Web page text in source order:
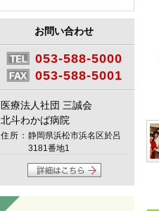
お問い合わせ
053-588-5000
053-588-5001
医療法人社団 三誠会
北斗わかば病院
住所： 静岡県浜松市浜名区於呂
3181番地1